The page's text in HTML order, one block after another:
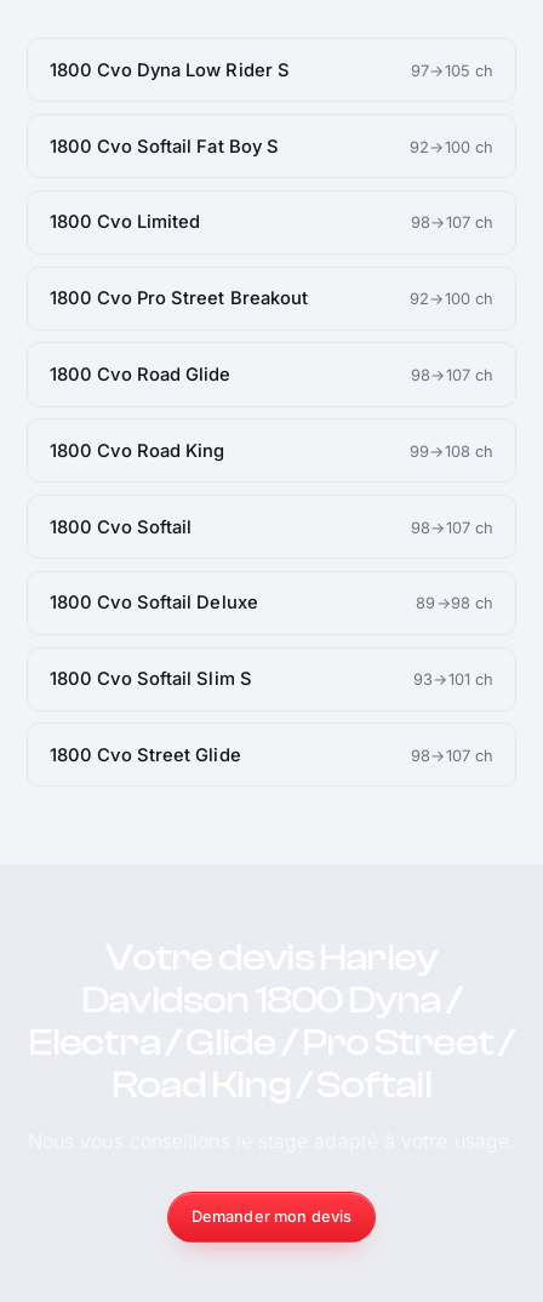
1800 Cvo Dyna Low Rider S 97→105 ch
1800 Cvo Softail Fat Boy S 92→100 ch
1800 Cvo Limited 98→107 ch
1800 Cvo Pro Street Breakout 92→100 ch
1800 Cvo Road Glide 98→107 ch
1800 Cvo Road King 99→108 ch
1800 Cvo Softail 98→107 ch
1800 Cvo Softail Deluxe 89→98 ch
1800 Cvo Softail Slim S 93→101 ch
1800 Cvo Street Glide 98→107 ch
Demander mon devis